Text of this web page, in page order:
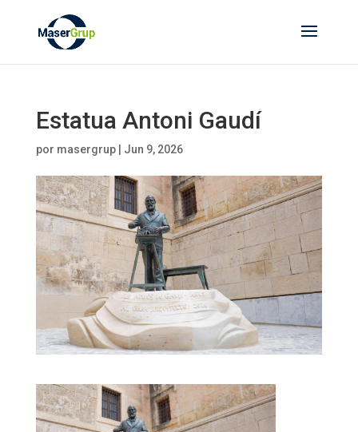
Estatua Antoni Gaudí
por masergrup| Jun 9, 2026